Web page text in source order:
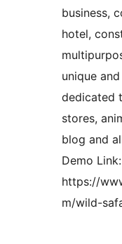
business,
hotel,
unique
dedicated
stores,
blog and
Demo Link:
https://
m/wild-